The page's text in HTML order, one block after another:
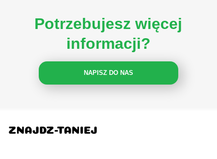
Potrzebujesz więcej
informacji?
NAPISZ DO NAS